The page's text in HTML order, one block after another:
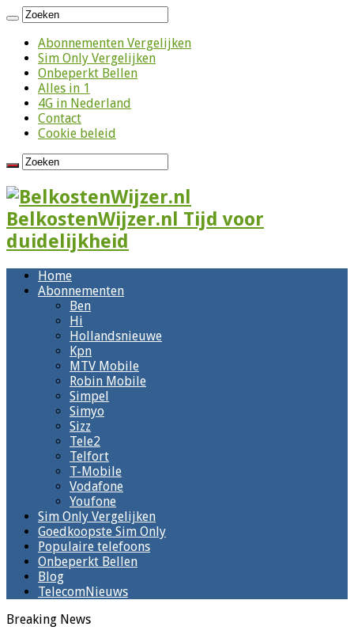
Abonnementen Vergelijken
Sim Only Vergelijken
Onbeperkt Bellen
Alles in 1
4G in Nederland
Contact
Cookie beleid
BelkostenWijzer.nl Tijd voor
duidelijkheid
Home
Abonnementen
Ben
Hi
Hollandsnieuwe
Kpn
MTV Mobile
Robin Mobile
Simpel
Simyo
Sizz
Tele2
Telfort
T-Mobile
Vodafone
Youfone
Sim Only Vergelijken
Goedkoopste Sim Only
Populaire telefoons
Onbeperkt Bellen
Blog
TelecomNieuws
Breaking News